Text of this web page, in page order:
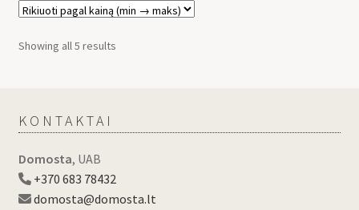
Showing all 5 results
KONTAKTAI
Domosta, UAB
+370 683 78432
domosta@domosta.lt